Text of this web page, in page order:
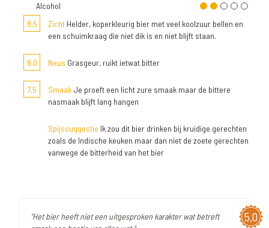
Alcohol
8,5
Zicht Helder, koperkleurig bier met veel koolzuur bellen en
een schuimkraag die niet dik is en niet blijft staan.
8,0 Neus Grasgeur, ruikt ietwat bitter
7,5 Smaak Je proeft een licht zure smaak maar de bittere
nasmaak blijft lang hangen
Spijssuggestie Ik zou dit bier drinken bij kruidige gerechten
zoals de Indische keuken maar dan niet de zoete gerechten
vanwege de bitterheid van het bier
5,0
"Het bier heeft niet een uitgesproken karakter wat betreft